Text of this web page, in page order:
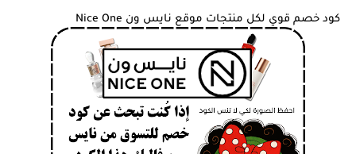
كود خصم قوي لكل منتجات موقع نايس ون Nice One